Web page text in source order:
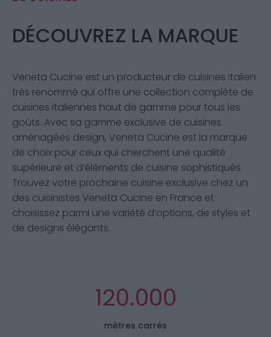
DÉCOUVREZ LA MARQUE
Veneta Cucine est un producteur de cuisines italien
très renommé qui offre une collection complète de
cuisines italiennes haut de gamme pour tous les
goûts. Avec sa gamme exclusive de cuisines
aménagées design, Veneta Cucine est la marque
de choix pour ceux qui cherchent une qualité
supérieure et d’éléments de cuisine sophistiqués.
Trouvez votre prochaine cuisine exclusive chez un
des cuisinistes Veneta Cucine en France et
choisissez parmi une variété d’options, de styles et
de designs élégants.
120.000
mètres carrés